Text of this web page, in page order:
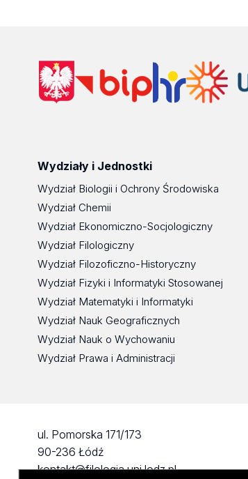
Wydziały i Jednostki
Wydział Biologii i Ochrony Środowiska
Wydział Chemii
Wydział Ekonomiczno-Socjologiczny
Wydział Filologiczny
Wydział Filozoficzno-Historyczny
Wydział Fizyki i Informatyki Stosowanej
Wydział Matematyki i Informatyki
Wydział Nauk Geograficznych
Wydział Nauk o Wychowaniu
Wydział Prawa i Administracji
ul. Pomorska 171/173
90-236 Łódź
kontakt@filologia.uni.lodz.pl